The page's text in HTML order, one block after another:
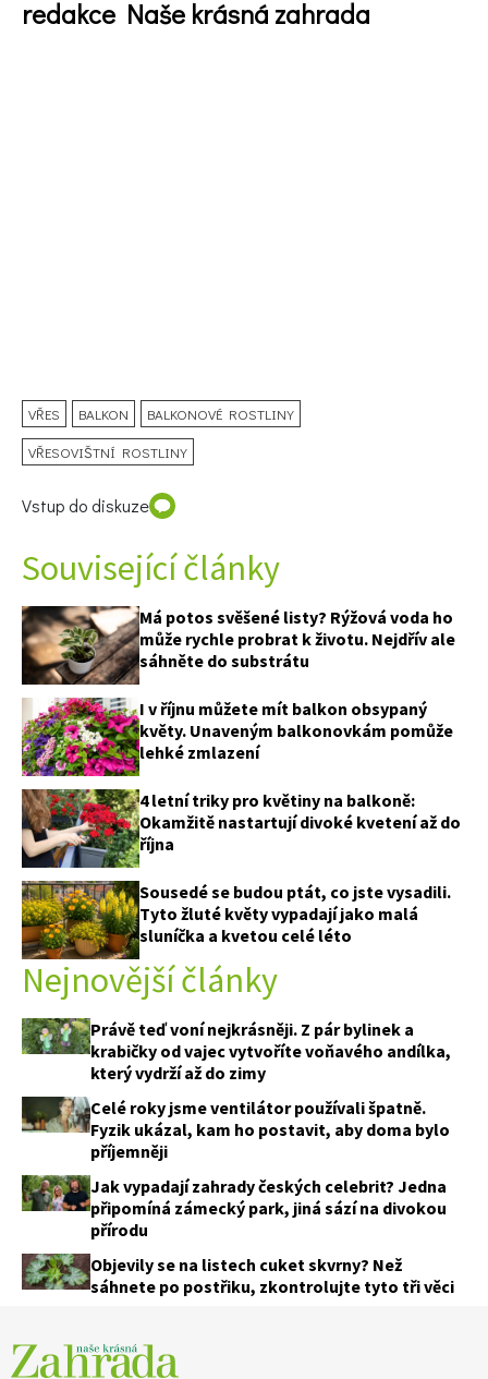
redakce Naše krásná zahrada
VŘES BALKON BALKONOVÉ ROSTLINY
VŘESOVIŠTNÍ ROSTLINY
Vstup do diskuze
Související články
Má potos svěšené listy? Rýžová voda ho
může rychle probrat k životu. Nejdřív ale
sáhněte do substrátu
I v říjnu můžete mít balkon obsypaný
květy. Unaveným balkonovkám pomůže
lehké zmlazení
4 letní triky pro květiny na balkoně:
Okamžitě nastartují divoké kvetení až do
října
Sousedé se budou ptát, co jste vysadili.
Tyto žluté květy vypadají jako malá
sluníčka a kvetou celé léto
Nejnovější články
Právě teď voní nejkrásněji. Z pár bylinek a
krabičky od vajec vytvoříte voňavého andílka,
který vydrží až do zimy
Celé roky jsme ventilátor používali špatně.
Fyzik ukázal, kam ho postavit, aby doma bylo
příjemněji
Jak vypadají zahrady českých celebrit? Jedna
připomíná zámecký park, jiná sází na divokou
přírodu
Objevily se na listech cuket skvrny? Než
sáhnete po postřiku, zkontrolujte tyto tři věci